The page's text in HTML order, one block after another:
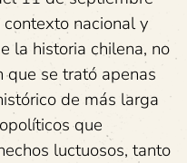
nacional y
la historia chilena, no
que se trató apenas
de más larga
que
luctuosos, tanto